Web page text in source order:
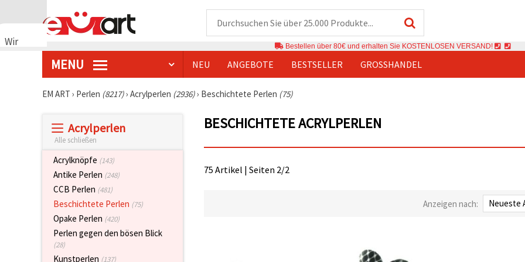
Wir
verwenden
ordnungsgemäße
Nutzungserlebnis
Bestellen über 80€ und erhalten Sie KOSTENLOSEN VERSAND!
MENU NEU ANGEBOTE BESTSELLER GROSSHANDEL
EM ART › Perlen (8217)› Acrylperlen (2936)› Beschichtete Perlen (75)
Acrylperlen
Alle schließen
Acrylknöpfe (143)
Antike Perlen (248)
CCB Perlen (481)
Beschichtete Perlen (75)
Opake Perlen (420)
Perlen gegen den bösen Blick
(28)
Kunstperlen (137)
BESCHICHTETE ACRYLPERLEN
75 Artikel | Seiten 2/2
Anzeigen nach: